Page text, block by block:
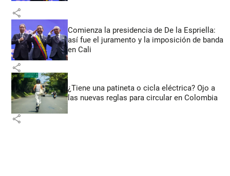
share
Comienza la presidencia de De la Espriella:
así fue el juramento y la imposición de banda
en Cali
share
¿Tiene una patineta o cicla eléctrica? Ojo a
las nuevas reglas para circular en Colombia
share